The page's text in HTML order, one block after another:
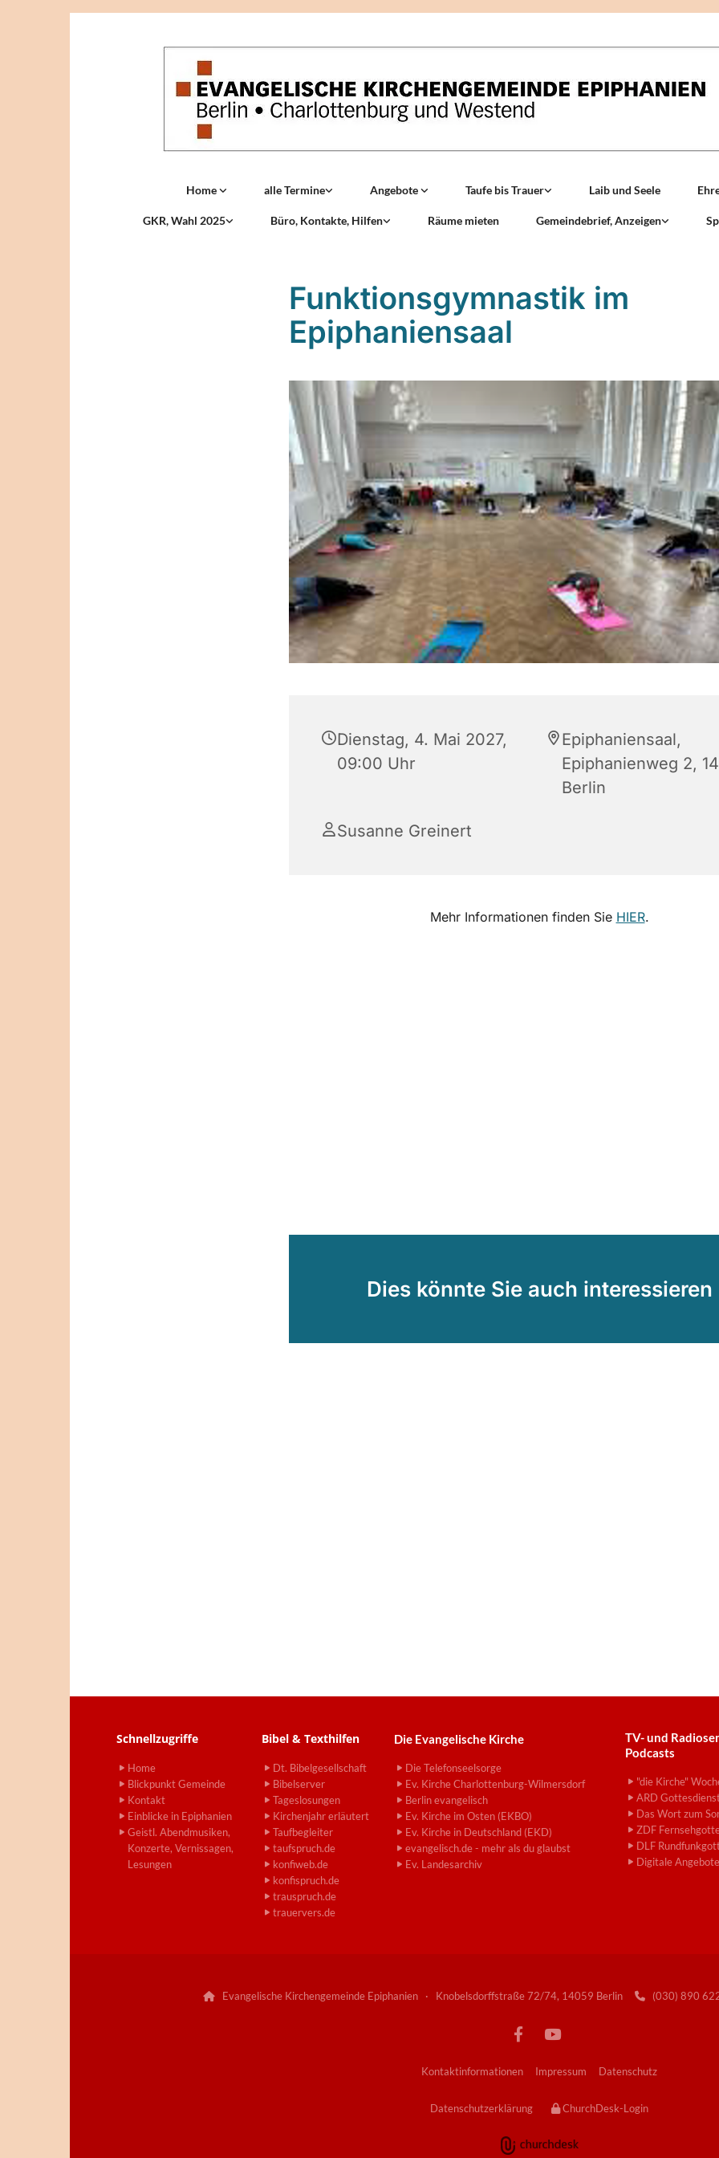
Home alle Termine Angebote Taufe bis Trauer Laib und Seele
GKR, Wahl 2025 Büro, Kontakte, Hilfen Räume mieten Gemeindebrief, Anzeigen
Funktionsgymnastik im
Epiphaniensaal
Dienstag, 4. Mai 2027,
09:00 Uhr
Epiphaniensaal,
Epiphanienweg 2,
Berlin
Susanne Greinert
Mehr Informationen finden Sie HIER.
Dies könnte Sie auch interessieren
Schnellzugriffe
Home
Blickpunkt Gemeinde
Kontakt
Einblicke in Epiphanien
Geistl. Abendmusiken,
Konzerte, Vernissagen,
Lesungen
Bibel & Texthilfen
Dt. Bibelgesellschaft
Bibelserver
Tageslosungen
Kirchenjahr erläutert
Taufbegleiter
taufspruch.de
konfiweb.de
konfispruch.de
trauspruch.de
trauervers.de
Die Evangelische Kirche
Die Telefonseelsorge
Ev. Kirche Charlottenburg-Wilmersdorf
Berlin evangelisch
Ev. Kirche im Osten (EKBO)
Ev. Kirche in Deutschland (EKD)
evangelisch.de - mehr als du glaubst
Ev. Landesarchiv
TV- und
Podcasts
"die Kirche"
ARD
Das Wort zum
ZDF
DLF
Digitale
Evangelische Kirchengemeinde Epiphanien · Knobelsdorffstraße 72/74, 14059 Berlin (030) 890
Kontaktinformationen Impressum Datenschutz
Datenschutzerklärung ChurchDesk-Login